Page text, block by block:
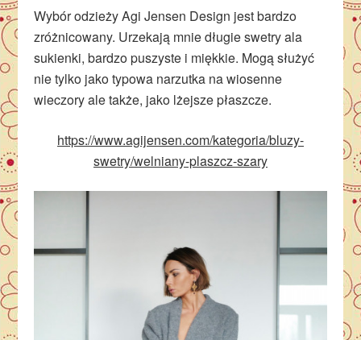
Wybór odzieży Agi Jensen Design jest bardzo
zróżnicowany. Urzekają mnie długie swetry ala
sukienki, bardzo puszyste i miękkie. Mogą służyć
nie tylko jako typowa narzutka na wiosenne
wieczory ale także, jako lżejsze płaszcze.
https://www.agijensen.com/kategoria/bluzy-
swetry/welniany-plaszcz-szary